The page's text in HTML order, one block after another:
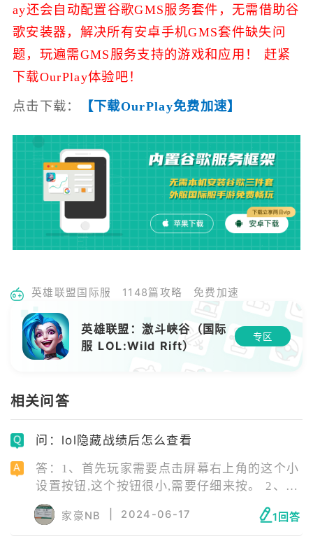
ay还会自动配置谷歌GMS服务套件，无需借助谷
歌安装器，解决所有安卓手机GMS套件缺失问
题，玩遍需GMS服务支持的游戏和应用！ 赶紧
下载OurPlay体验吧！
点击下载： 【下载OurPlay免费加速】
英雄联盟国际服 1148篇攻略 免费加速
英雄联盟：激斗峡谷（国际
服 LOL:Wild Rift）
专区
相关问答
问：lol隐藏战绩后怎么查看
答：1、首先玩家需要点击屏幕右上角的这个小
设置按钮,这个按钮很小,需要仔细来按。 2、进
入综合选项,可以看到个人资料显示比赛记录,然
后选择关,就可以把这个战绩显示给关闭了。
3、别人点击您的页面,然后就看不到战绩,会显
家豪NB 2024-06-17 1回答